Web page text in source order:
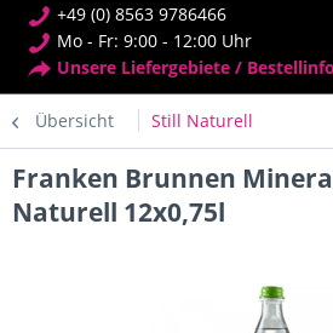
+49 (0) 8563 9786466
Mo - Fr: 9:00 - 12:00 Uhr
Unsere Liefergebiete /
Übersicht Still Naturell
Franken Brunnen
Naturell 12x0,75l